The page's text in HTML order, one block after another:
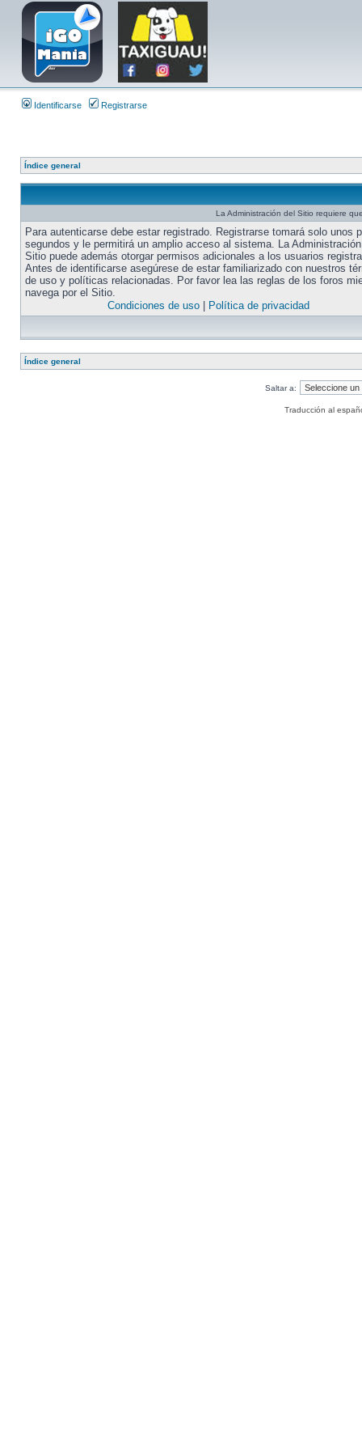
Identificarse Registrarse
Índice general
La Administración del Sitio requiere
Para autenticarse debe estar registrado. Registrarse tomará solo unos
segundos y le permitirá un amplio acceso al sistema. La
Sitio puede además otorgar permisos adicionales a los usuarios
Antes de identificarse asegúrese de estar familiarizado con nuestros
de uso y políticas relacionadas. Por favor lea las reglas de los foros
navega por el Sitio.
Condiciones de uso| Política de privacidad
Índice general
Saltar a:
Traducción al